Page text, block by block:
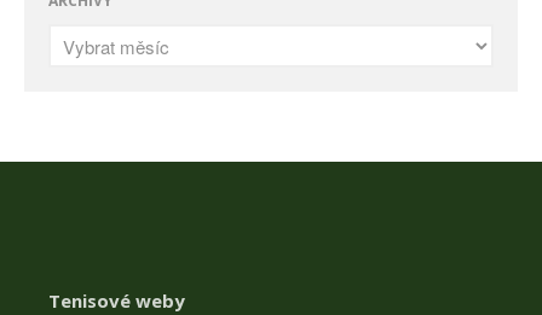
Tenisové weby